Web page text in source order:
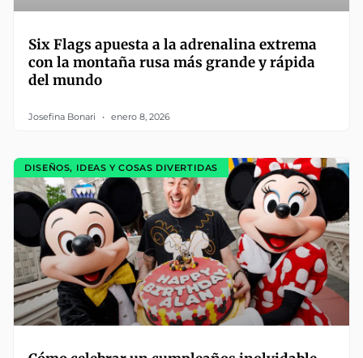
Six Flags apuesta a la adrenalina extrema
con la montaña rusa más grande y rápida
del mundo
Josefina Bonari enero 8, 2026
DISEÑOS, IDEAS Y COSAS DIVERTIDAS